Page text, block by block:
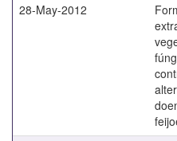
28-May-2012